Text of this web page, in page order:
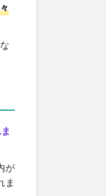
が
ま